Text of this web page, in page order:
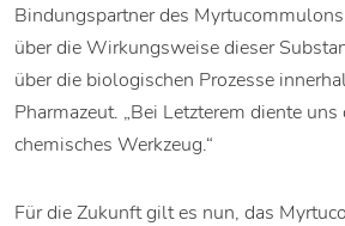
Bindungspartner des
über die Wirkungsweise dieser
über die biologischen Prozesse
Pharmazeut. „Bei Letzterem diente
chemisches Werkzeug.“
Für die Zukunft gilt es nun, das